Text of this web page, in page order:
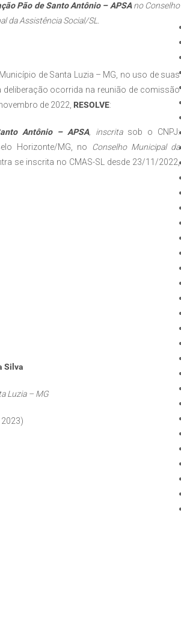
Pão de Santo Antônio – APSAno Conselho
da Assistência Social/SL.
de Santa Luzia – MG, no uso de suas
ocorrida na reunião de comissão
de 2022, RESOLVE:
Antônio – APSA, inscrita sob o CNPJ:
Horizonte/MG, no Conselho Municipal da
se inscrita no CMAS-SL desde 23/11/2022,
Silva
Luzia – MG